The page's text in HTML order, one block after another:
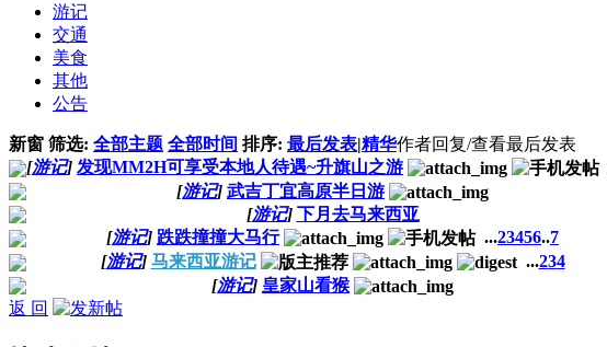
游记
交通
美食
其他
公告
新窗 筛选: 全部主题 全部时间 排序: 最后发表|精华作者回复/查看最后发表
[游记] 发现MM2H可享受本地人待遇~升旗山之游
[游记] 武吉丁宜高原半日游
[游记] 下月去马来西亚
[游记] 跌跌撞撞大马行 ...23456..7
[游记] 马来西亚游记 ...234
[游记] 皇家山看猴
返 回